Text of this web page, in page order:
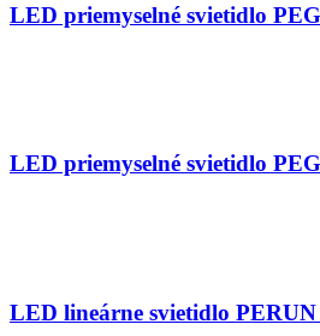
LED priemyselné svietidlo
LED priemyselné svietidlo
LED lineárne svietidlo